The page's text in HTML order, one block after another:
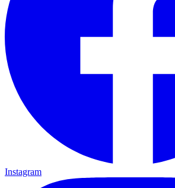
Instagram